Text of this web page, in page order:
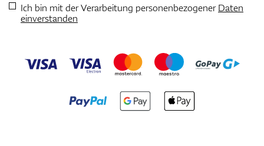
Ich bin mit der Verarbeitung personenbezogenerDaten
einverstanden